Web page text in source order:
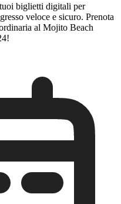
biglietti digitali per
veloce e sicuro. Prenota
al Mojito Beach